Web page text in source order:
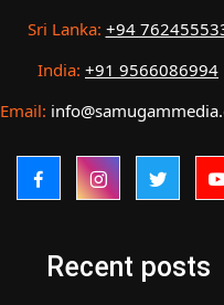
Sri Lanka: +94
India: +91 9566086994
Email:
Recent posts